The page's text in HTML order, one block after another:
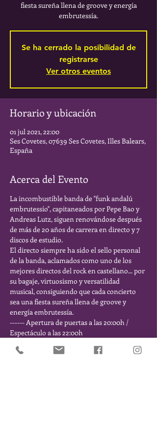
fiesta sureña llena de groove y energía
embrutessía.
Se ha cerrado la posibilidad de
registrarse
Ver otros eventos
Horario y ubicación
01 jul 2021, 22:00
Ses Covetes, 07639 Ses Covetes, Illes Balears,
España
Acerca del Evento
La incombustible banda de "funk andalú
embrutessío", capitaneados por Pepe Bao y
Andreas Lutz, siguen renovándose después
de más de 20 años de carrera en directo y 7
discos de estudio.
El directo siempre ha sido el sello personal
de la banda, aclamados como uno de los
mejores directos del rock en castellano... por
su bagaje, virtuosismo y versatilidad
musical, consiguiendo que cada concierto
sea una fiesta sureña llena de groove y
energía embrutessía.
------ Apertura de puertas a las 20:00h /
Espectáculo a las 22:00h